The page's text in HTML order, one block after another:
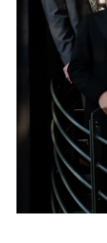
Fagmiljøer
Salane våre
Studentutvalet
FORSKNING
CREMAH
NordART
Prosjekter